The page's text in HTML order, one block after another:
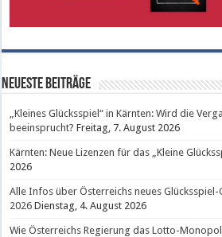
Neueste Beiträge
„Kleines Glücksspiel“ in Kärnten: Wird die
beeinsprucht? Freitag, 7. August 2026
Kärnten: Neue Lizenzen für das „Kleine
2026
Alle Infos über Österreichs neues Glücksspiel-
2026 Dienstag, 4. August 2026
Wie Österreichs Regierung das Lotto-